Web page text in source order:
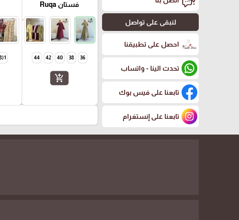
لنبقى على تواصل
احصل على تطبيقنا
تحدث الينا - واتساب
تابعنا على فيس بوك
تابعنا على إنستغرام
فستان Ruqa
36
38
40
42
44
add_shopping_cart
1(36-38)